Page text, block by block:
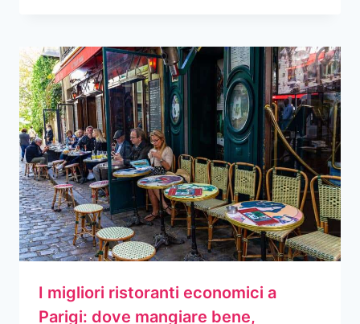
I migliori ristoranti economici a
Parigi: dove mangiare bene,